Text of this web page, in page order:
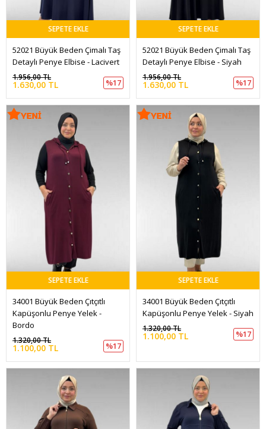
SEPETE EKLE
52021 Büyük Beden Çimalı Taş
Detaylı Penye Elbise - Lacivert
1.630,00 TL
1.956,00 TL
%17
SEPETE EKLE
52021 Büyük Beden Çimalı Taş
Detaylı Penye Elbise - Siyah
1.630,00 TL
1.956,00 TL
%17
SEPETE EKLE
34001 Büyük Beden Çıtçıtlı
Kapüşonlu Penye Yelek -
Bordo
1.100,00 TL
1.320,00 TL
%17
SEPETE EKLE
34001 Büyük Beden Çıtçıtlı
Kapüşonlu Penye Yelek - Siyah
1.100,00 TL
1.320,00 TL
%17